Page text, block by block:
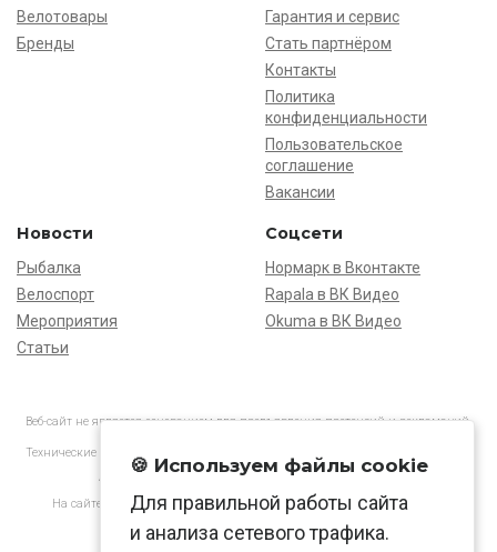
Велотовары
Бренды
Гарантия и сервис
Стать партнёром
Контакты
Политика
конфиденциальности
Пользовательское
соглашение
Вакансии
Новости
Рыбалка
Велоспорт
Мероприятия
Статьи
Соцсети
Нормарк в Вконтакте
Rapala в ВК Видео
Okuma в ВК Видео
Веб-сайт не является основанием для предъявления претензий и рекламаций,
Технические характеристики товаров могут отличаться от указанных на сайте.
АО «Нормарк» ИНН 7728172512 ОГРН 1037739603505
На сайте применяютсярекомендательные технологиив соответствии
🍪 Используем файлы cookie
Для правильной работы сайта
и анализа сетевого трафика.